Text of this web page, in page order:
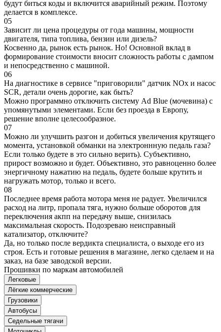
будут биться коды и включится аварийный режим. Поэтому
делается в комплексе.
05
Зависит ли цена процедуры от года машины, мощности
двигателя, типа топлива, бензин или дизель?
Косвенно да, рынок есть рынок. Но! Основной вклад в
формирование стоимости вносит сложность работы с дампом
и непосредственно с машиной.
06
На диагностике в сервисе "приговорили" датчик NOx и насос
SCR, детали очень дорогие, как быть?
Можно программно отключить систему Ad Blue (мочевина) с
упомянутыми элементами. Если без проезда в Европу,
решение вполне целесообразное.
07
Можно ли улучшить разгон и добиться увеличения крутящего
момента, установкой обманки на электроннную педаль газа?
Если только будете в это сильно верить). Субъективно,
прирост возможно и будет. Объективно, это равноценно более
энергичному нажатию на педаль, будете больше крутить и
нагружать мотор, только и всего.
08
Последнее время работа мотора меня не радует. Увеличился
расход на литр, пропала тяга, нужно больше оборотов для
переключения акпп на передачу выше, снизилась
максимальная скорость. Подозреваю неисправный
катализатор, отключите?
Да, но только после вердикта специалиста, о выходе его из
строя. Есть и готовые решения в магазине, легко сделаем и на
заказ, на базе заводской версии.
Прошивки по маркам автомобилей
Легковые
Лёгкие коммерческие
Грузовики
Автобусы
Седельные тягачи